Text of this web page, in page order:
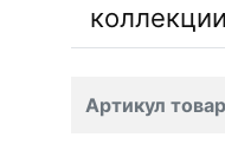
коллекции
Артикул